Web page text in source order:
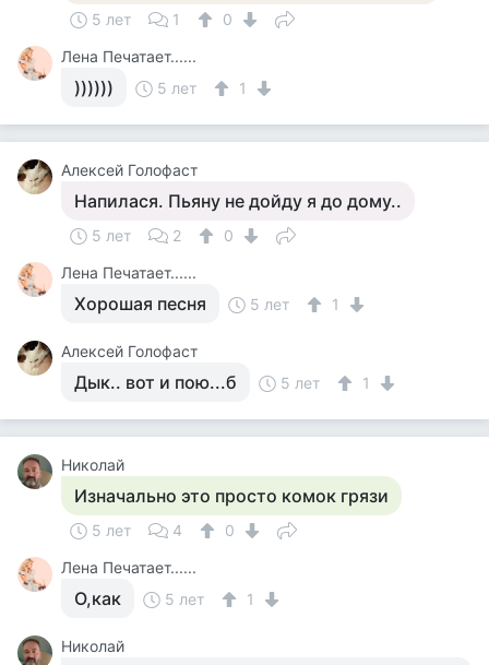
5 лет 1
0
Лена Печатает......
)))))) 5 лет 1
Алексей Голофаст
Напилася. Пьяну не дойду я до дому..
5 лет 2
0
Лена Печатает......
Хорошая песня 5 лет 1
Алексей Голофаст
Дык.. вот и пою...б 5 лет 1
Николай
Изначально это просто комок грязи
5 лет 4
0
Лена Печатает......
О,как 5 лет 1
Николай